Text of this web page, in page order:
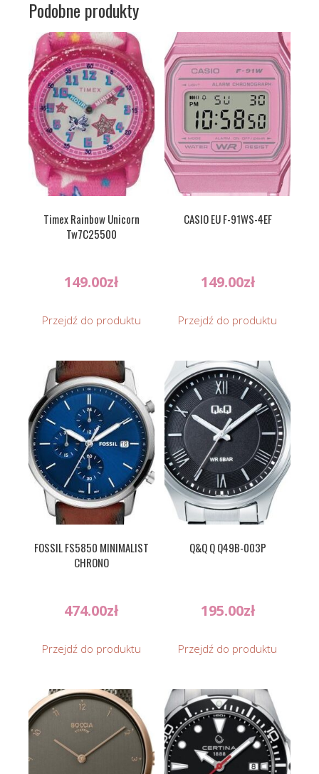
Podobne produkty
Timex Rainbow Unicorn
Tw7C25500
149.00zł
Przejdź do produktu
CASIO EU F-91WS-4EF
149.00zł
Przejdź do produktu
FOSSIL FS5850 MINIMALIST
CHRONO
474.00zł
Przejdź do produktu
Q&Q Q Q49B-003P
195.00zł
Przejdź do produktu